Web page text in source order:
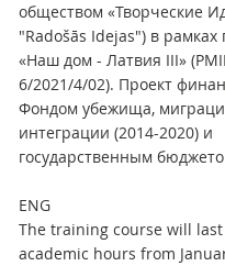
обществом «Творческие
"Radošās Idejas") в рамках
«Наш дом - Латвия III»
6/2021/4/02). Проект
Фондом убежища,
интеграции (2014-2020) и
государственным
ENG
The training course will last
academic hours from